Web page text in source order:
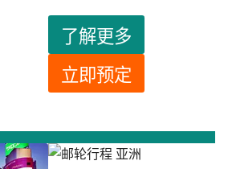
了解更多
立即预定